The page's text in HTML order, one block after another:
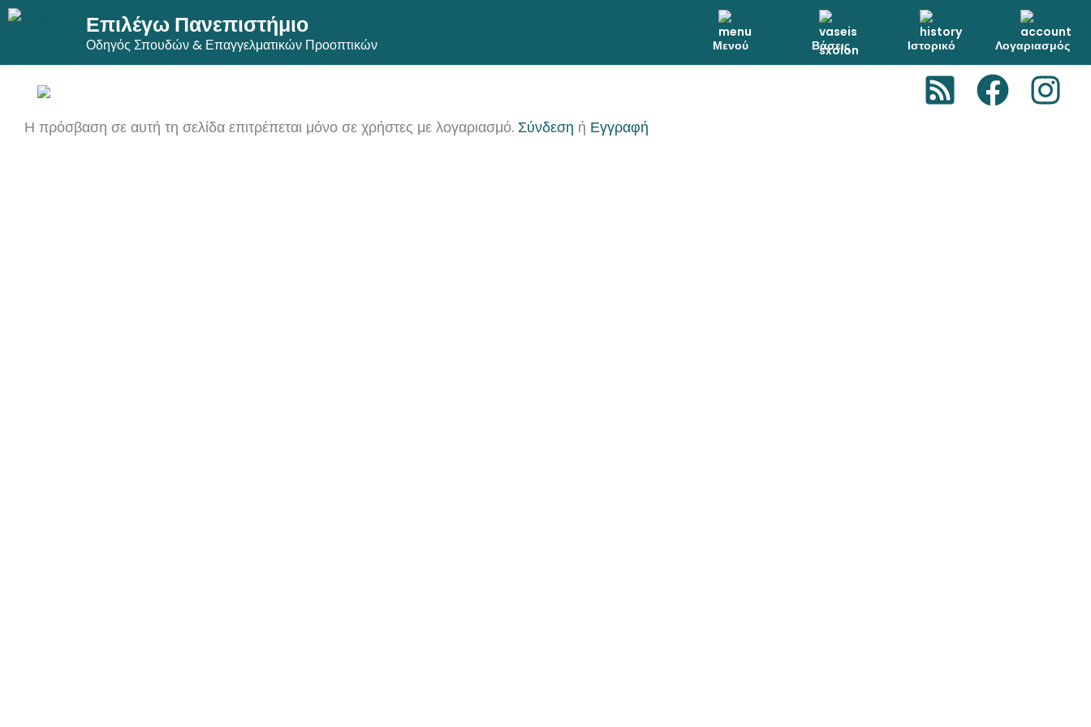
στο
περιεχόμενο
Η πρόσβαση σε αυτή τη σελίδα επιτρέπεται μόνο σε χρήστες με λογαριασμό. Σύνδεση ή Εγγραφή
Επιλέγω Πανεπιστήμιο
Οδηγός Σπουδών & Επαγγελματικών Προοπτικών Μενού Βάσεις Ιστορικό Λογαριασμός